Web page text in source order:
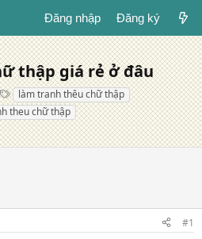
Đăng nhập Đăng ký
thập giá rẻ ở đâu
T
ừ
k
h
ó
làm tranh thêu chữ thập
theu chữ thập
#1